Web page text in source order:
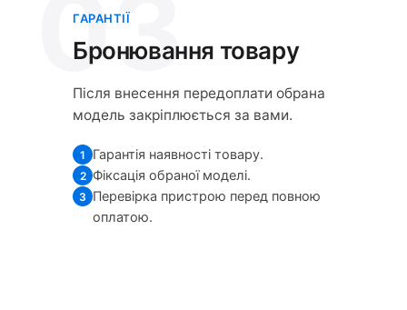
03
ГАРАНТІЇ
Бронювання товару
Після внесення передоплати обрана
модель закріплюється за вами.
1 Гарантія наявності товару.
2 Фіксація обраної моделі.
3 Перевірка пристрою перед повною
оплатою.